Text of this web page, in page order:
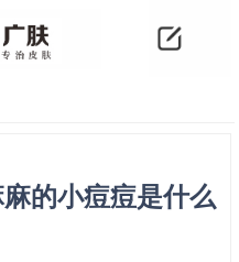
的小痘痘是什么